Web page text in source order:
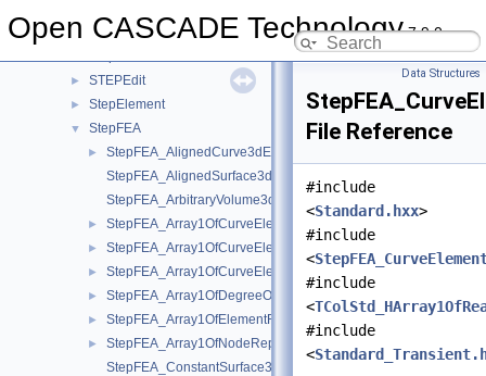
Open CASCADE Technology7.9.0
StepData
► STEPEdit
► StepElement
▼ StepFEA
►
StepFEA_AlignedCurve3dElementCoordinateSystem.hxx
StepFEA_AlignedSurface3dElementCoordinateSystem.hxx
StepFEA_ArbitraryVolume3dElementCoordinateSystem.hxx
► StepFEA_Array1OfCurveElementEndOffset.hxx
► StepFEA_Array1OfCurveElementEndRelease.hxx
► StepFEA_Array1OfCurveElementInterval.hxx
► StepFEA_Array1OfDegreeOfFreedom.hxx
► StepFEA_Array1OfElementRepresentation.hxx
►
StepFEA_Array1OfNodeRepresentation.hxx
StepFEA_ConstantSurface3dElementCoordinateSystem.hxx
Data Structures
File Reference
#include
<Standard.hxx>
#include
<
#include
<
#include
<